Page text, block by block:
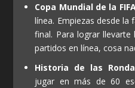
Copa Mundial de la
línea. Empiezas desde la
final. Para lograr
partidos en línea, cosa
Historia de las
jugar en más de 60